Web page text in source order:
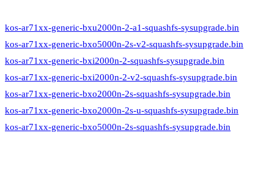
kos-ar71xx-generic-bxu2000n-2-a1-squashfs-sysupgrade.bin
kos-ar71xx-generic-bxo5000n-2s-v2-squashfs-sysupgrade.bin
kos-ar71xx-generic-bxi2000n-2-squashfs-sysupgrade.bin
kos-ar71xx-generic-bxi2000n-2-v2-squashfs-sysupgrade.bin
kos-ar71xx-generic-bxo2000n-2s-squashfs-sysupgrade.bin
kos-ar71xx-generic-bxo2000n-2s-u-squashfs-sysupgrade.bin
kos-ar71xx-generic-bxo5000n-2s-squashfs-sysupgrade.bin